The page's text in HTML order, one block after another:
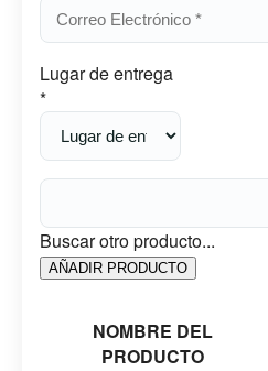
Lugar de entrega
*
Buscar otro producto...
AÑADIR PRODUCTO
NOMBRE DEL
PRODUCTO